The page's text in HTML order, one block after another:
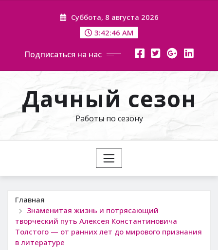
Суббота, 8 августа 2026
3:42:47 AM
Подписаться на нас
Дачный сезон
Работы по сезону
Главная
Знаменитая жизнь и потрясающий
творческий путь Алексея Константиновича
Толстого — от ранних лет до мирового признания
в литературе